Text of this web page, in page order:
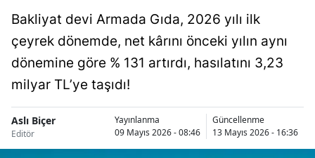
Bakliyat devi Armada Gıda, 2026 yılı ilk
çeyrek dönemde, net kârını önceki yılın aynı
dönemine göre % 131 artırdı, hasılatını 3,23
milyar TL’ye taşıdı!
Aslı Biçer
Editör
Yayınlanma
09 Mayıs 2026 - 08:46
Güncellenme
13 Mayıs 2026 - 16:36